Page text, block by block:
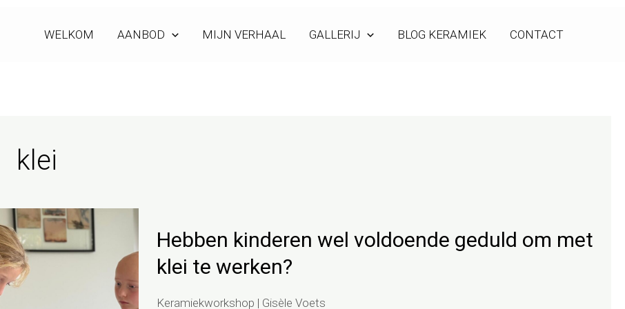
WELKOM AANBOD MIJN VERHAAL GALLERIJ BLOG KERAMIEK CONTACT
klei
Hebben kinderen wel voldoende geduld om met
klei te werken?
Keramiekworkshop | Gisèle Voets
kinderen
wel
voldoende